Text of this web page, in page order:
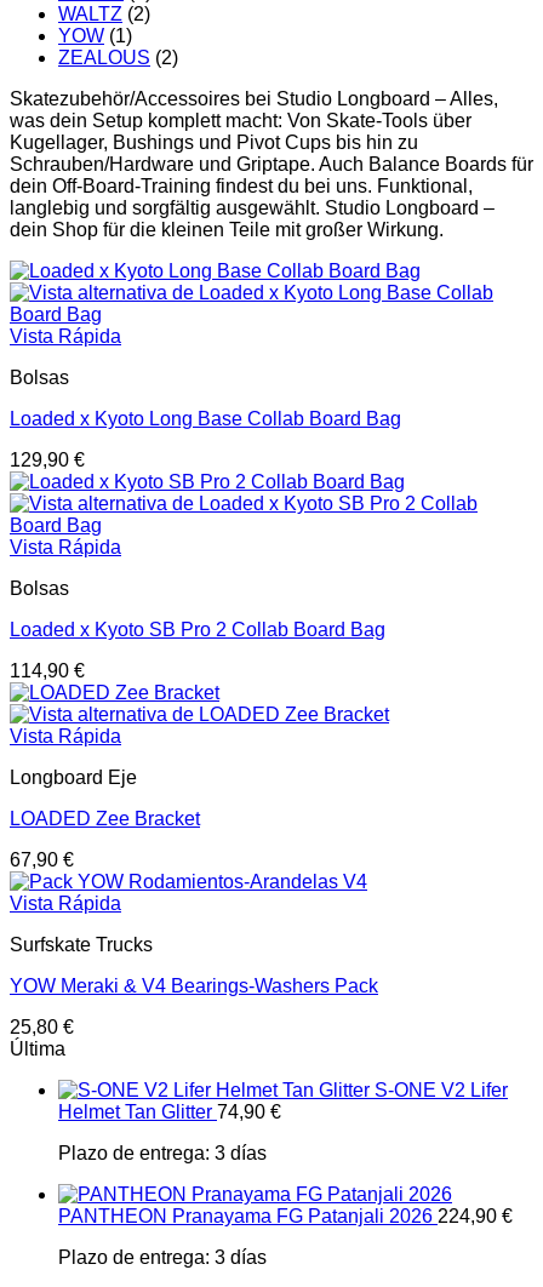
WALTZ (2)
YOW (1)
ZEALOUS (2)
Skatezubehör/Accessoires bei Studio Longboard – Alles,
was dein Setup komplett macht: Von Skate-Tools über
Kugellager, Bushings und Pivot Cups bis hin zu
Schrauben/Hardware und Griptape. Auch Balance Boards für
dein Off-Board-Training findest du bei uns. Funktional,
langlebig und sorgfältig ausgewählt. Studio Longboard –
dein Shop für die kleinen Teile mit großer Wirkung.
Vista Rápida
Bolsas
Loaded x Kyoto Long Base Collab Board Bag
129,90 €
Vista Rápida
Bolsas
Loaded x Kyoto SB Pro 2 Collab Board Bag
114,90 €
Vista Rápida
Longboard Eje
LOADED Zee Bracket
67,90 €
Vista Rápida
Surfskate Trucks
YOW Meraki & V4 Bearings-Washers Pack
25,80 €
Última
S-ONE V2 Lifer
Helmet Tan Glitter 74,90 €
Plazo de entrega: 3 días
PANTHEON Pranayama FG Patanjali 2026 224,90 €
Plazo de entrega: 3 días